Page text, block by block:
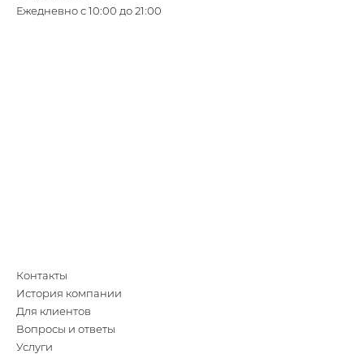
Ежедневно с 10:00 до 21:00
Контакты
История компании
Для клиентов
Вопросы и ответы
Услуги